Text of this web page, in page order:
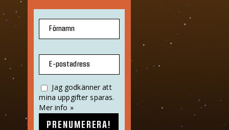
Förnamn
E-postadress
Jag godkänner att
mina uppgifter sparas.
Mer info »
PRENUMERERA!